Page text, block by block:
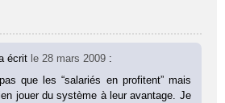
écrit le 28 mars 2009 :
que les “salariés en profitent” mais
jouer du système à leur avantage. Je